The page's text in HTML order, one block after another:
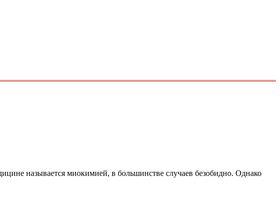
называется миокимией, в большинстве случаев безобидно. Однако